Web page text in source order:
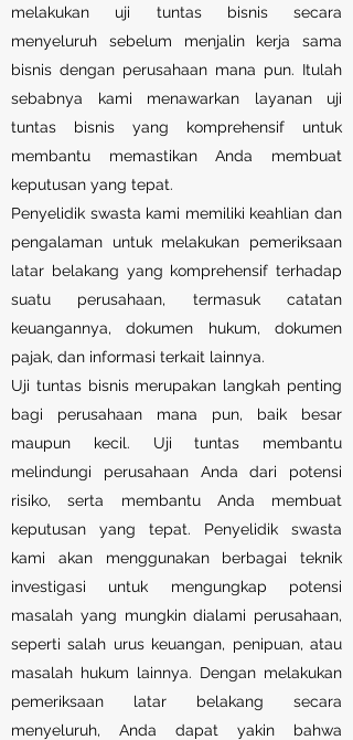
melakukan uji tuntas bisnis secara
menyeluruh sebelum menjalin kerja sama
bisnis dengan perusahaan mana pun. Itulah
sebabnya kami menawarkan layanan uji
tuntas bisnis yang komprehensif untuk
membantu memastikan Anda membuat
keputusan yang tepat.
Penyelidik swasta kami memiliki keahlian dan
pengalaman untuk melakukan pemeriksaan
latar belakang yang komprehensif terhadap
suatu perusahaan, termasuk catatan
keuangannya, dokumen hukum, dokumen
pajak, dan informasi terkait lainnya.
Uji tuntas bisnis merupakan langkah penting
bagi perusahaan mana pun, baik besar
maupun kecil. Uji tuntas membantu
melindungi perusahaan Anda dari potensi
risiko, serta membantu Anda membuat
keputusan yang tepat. Penyelidik swasta
kami akan menggunakan berbagai teknik
investigasi untuk mengungkap potensi
masalah yang mungkin dialami perusahaan,
seperti salah urus keuangan, penipuan, atau
masalah hukum lainnya. Dengan melakukan
pemeriksaan latar belakang secara
menyeluruh, Anda dapat yakin bahwa